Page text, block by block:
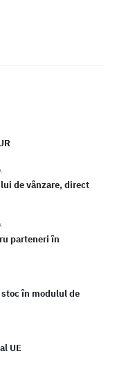
de vânzare, direct
parteneri în
în modulul de
UE